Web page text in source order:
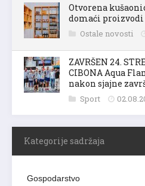
Otvorena
domaći proizvodi
Ostale novosti
ZAVRŠEN 24.
CIBONA Aqua
nakon sjajne
Sport
Kategorije sadržaja
Gospodarstvo